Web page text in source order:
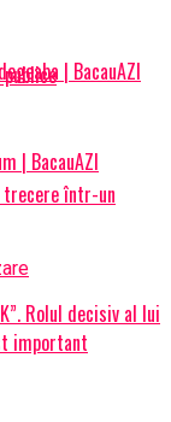
| BacauAZI
| BacauAZI
trecere într-un
Rolul decisiv al lui
important